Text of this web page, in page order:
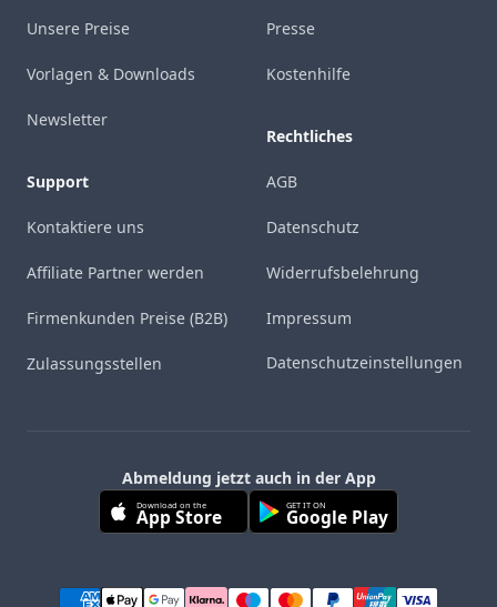
Unsere Preise
Vorlagen & Downloads
Newsletter
Support
Kontaktiere uns
Affiliate Partner werden
Firmenkunden Preise (B2B)
Zulassungsstellen
Presse
Kostenhilfe
Rechtliches
AGB
Datenschutz
Widerrufsbelehrung
Impressum
Datenschutzeinstellungen
Abmeldung jetzt auch in der App
Download on the
App Store GET IT ON
Google Play